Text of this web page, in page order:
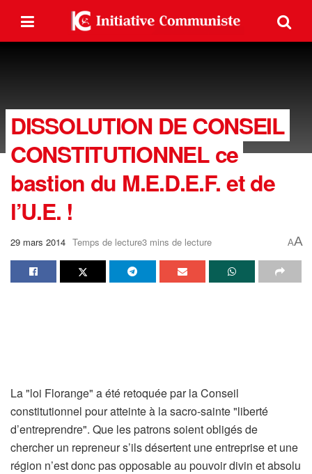
DISSOLUTION DE CONSEIL
CONSTITUTIONNEL ce
bastion du M.E.D.E.F. et de
l’U.E. !
29 mars 2014 Temps de lecture3 mins de lecture AA
La "loi Florange" a été retoquée par la Conseil
constitutionnel pour atteinte à la sacro-sainte "liberté
d’entreprendre". Que les patrons soient obligés de
chercher un repreneur s’ils désertent une entreprise et une
région n’est donc pas opposable au pouvoir divin et absolu